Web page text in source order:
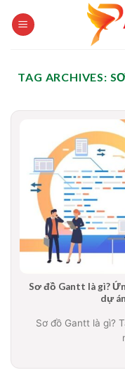
TAG ARCHIVES:
Sơ đồ Gantt là gì?
dự
Sơ đồ Gantt là gì?